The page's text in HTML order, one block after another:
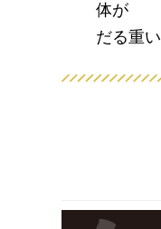
体が
だる重い